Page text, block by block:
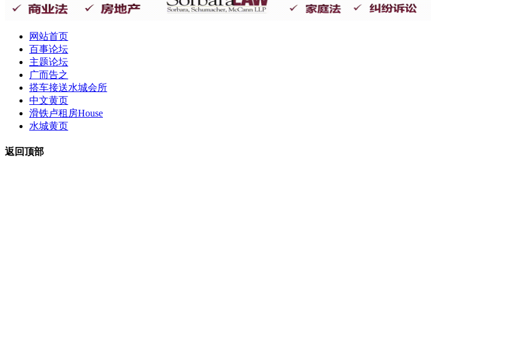
网站首页
百事论坛
主题论坛
广而告之
搭车接送水城会所
中文黄页
滑铁卢租房House
水城黄页
返回顶部